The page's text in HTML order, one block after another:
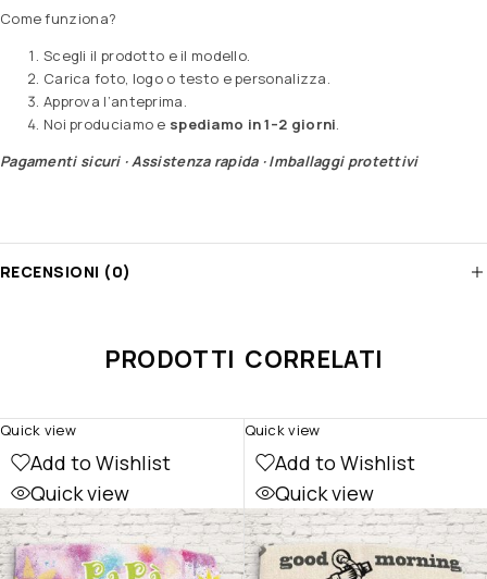
Come funziona?
Scegli il prodotto e il modello.
Carica foto, logo o testo e personalizza.
Approva l’anteprima.
Noi produciamo e spediamo in 1–2 giorni.
Pagamenti sicuri · Assistenza rapida · Imballaggi protettivi
RECENSIONI (0)
PRODOTTI CORRELATI
Add to Wishlist
Quick view
Quick view
Add to Wishlist
Quick view
Quick view